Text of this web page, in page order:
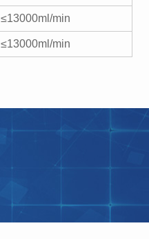
≤13000ml/min
≤13000ml/min